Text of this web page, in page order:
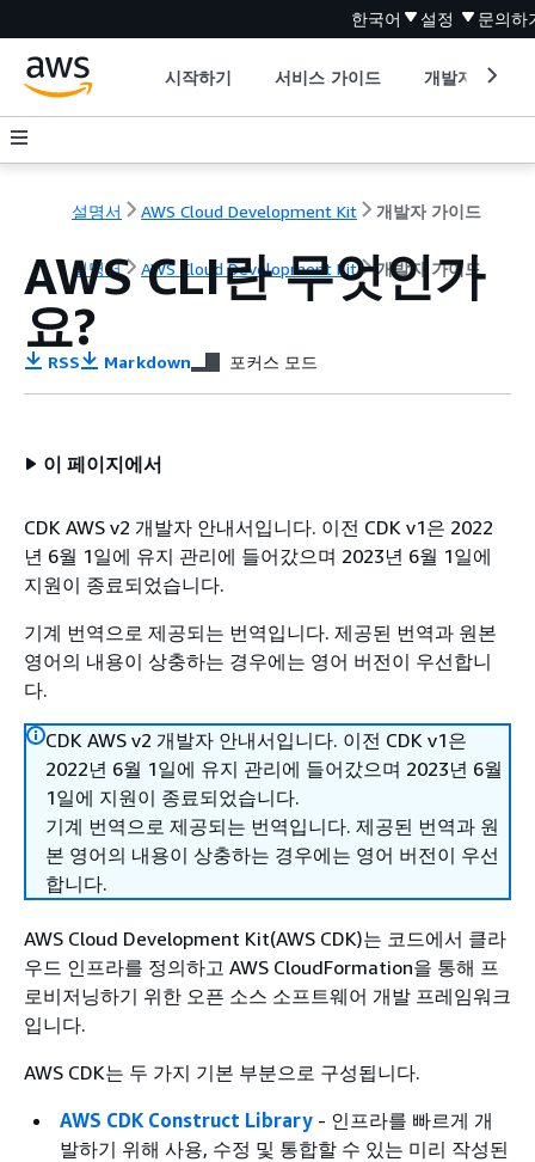
한국어 설정 문의하
시작하기 서비스 가이드 개발자 도구
설명서 AWS Cloud Development Kit 개발자 가이드
설명서 AWS Cloud Development Kit 개발자 가이드
AWS CLI란 무엇인가
요?
RSS Markdown 포커스 모드
이 페이지에서
CDK AWS v2 개발자 안내서입니다. 이전 CDK v1은 2022
년 6월 1일에 유지 관리에 들어갔으며 2023년 6월 1일에
지원이 종료되었습니다.
기계 번역으로 제공되는 번역입니다. 제공된 번역과 원본
영어의 내용이 상충하는 경우에는 영어 버전이 우선합니
다.
CDK AWS v2 개발자 안내서입니다. 이전 CDK v1은
2022년 6월 1일에 유지 관리에 들어갔으며 2023년 6월
1일에 지원이 종료되었습니다.
기계 번역으로 제공되는 번역입니다. 제공된 번역과 원
본 영어의 내용이 상충하는 경우에는 영어 버전이 우선
합니다.
AWS Cloud Development Kit(AWS CDK)는 코드에서 클라
우드 인프라를 정의하고 AWS CloudFormation을 통해 프
로비저닝하기 위한 오픈 소스 소프트웨어 개발 프레임워크
입니다.
AWS CDK는 두 가지 기본 부분으로 구성됩니다.
AWS CDK Construct Library - 인프라를 빠르게 개
발하기 위해 사용, 수정 및 통합할 수 있는 미리 작성된